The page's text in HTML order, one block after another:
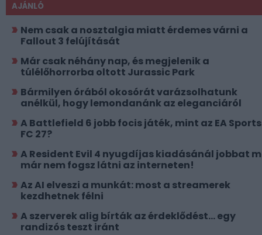
AJÁNLÓ
Nem csak a nosztalgia miatt érdemes várni a
Fallout 3 felújítását
Már csak néhány nap, és megjelenik a
túlélőhorrorba oltott Jurassic Park
Bármilyen órából okosórát varázsolhatunk
anélkül, hogy lemondanánk az eleganciáról
A Battlefield 6 jobb focis játék, mint az EA Sports
FC 27?
A Resident Evil 4 nyugdíjas kiadásánál jobbat
már nem fogsz látni az interneten!
Az AI elveszi a munkát: most a streamerek
kezdhetnek félni
A szerverek alig bírták az érdeklődést... egy
randizós teszt iránt